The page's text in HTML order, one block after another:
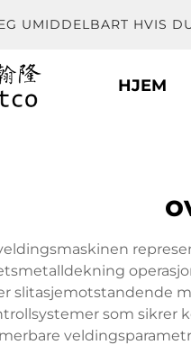
UMIDDELBART HVIS
HJEM
slitasjemotstandende
som sikrer